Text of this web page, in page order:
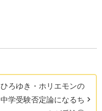
ひろゆき・ホリエモンの
中学受験否定論になるち